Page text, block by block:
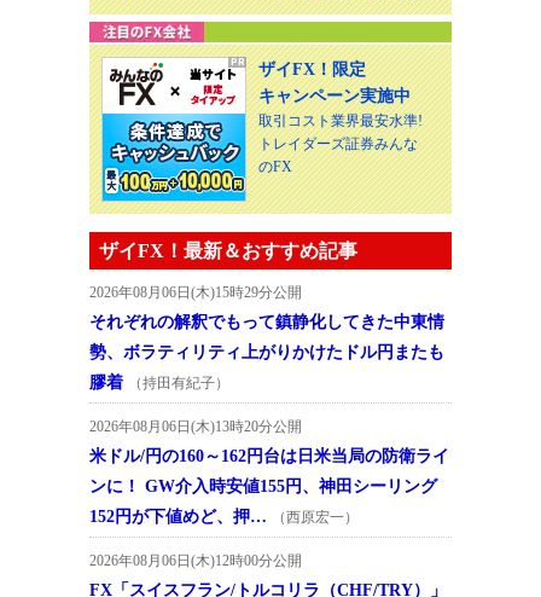
ザイFX！限定
キャンペーン実施中
取引コスト業界最安水準!
トレイダーズ証券みんな
のFX
ザイFX！最新＆おすすめ記事
2026年08月06日(木)15時29分公開
それぞれの解釈でもって鎮静化してきた中東情
勢、ボラティリティ上がりかけたドル円またも
膠着
（持田有紀子）
2026年08月06日(木)13時20分公開
米ドル/円の160～162円台は日米当局の防衛ライ
ンに！ GW介入時安値155円、神田シーリング
152円が下値めど、押…
（西原宏一）
2026年08月06日(木)12時00分公開
FX「スイスフラン/トルコリラ（CHF/TRY）」